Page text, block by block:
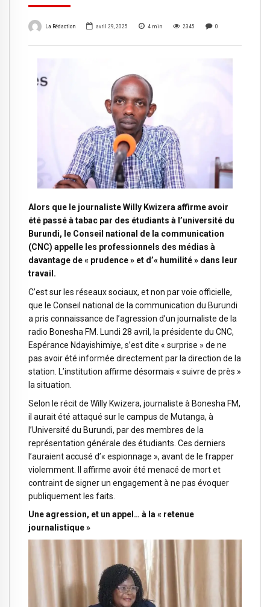
La Rédaction avril 29, 2025 4 min 2345 0
Alors que le journaliste Willy Kwizera affirme avoir
été passé à tabac par des étudiants à l’université du
Burundi, le Conseil national de la communication
(CNC) appelle les professionnels des médias à
davantage de « prudence » et d’« humilité » dans leur
travail.
C’est sur les réseaux sociaux, et non par voie officielle,
que le Conseil national de la communication du Burundi
a pris connaissance de l’agression d’un journaliste de la
radio Bonesha FM. Lundi 28 avril, la présidente du CNC,
Espérance Ndayishimiye, s’est dite « surprise » de ne
pas avoir été informée directement par la direction de la
station. L’institution affirme désormais « suivre de près »
la situation.
Selon le récit de Willy Kwizera, journaliste à Bonesha FM,
il aurait été attaqué sur le campus de Mutanga, à
l’Université du Burundi, par des membres de la
représentation générale des étudiants. Ces derniers
l’auraient accusé d’« espionnage », avant de le frapper
violemment. Il affirme avoir été menacé de mort et
contraint de signer un engagement à ne pas évoquer
publiquement les faits.
Une agression, et un appel… à la « retenue
journalistique »